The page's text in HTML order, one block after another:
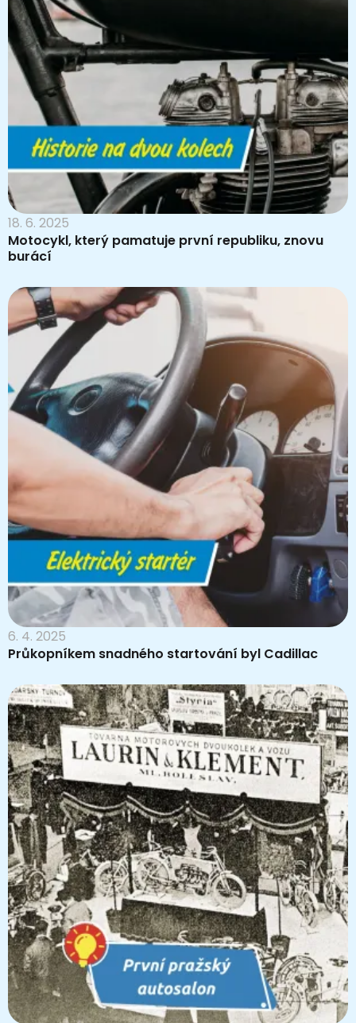
18. 6. 2025
Motocykl, který pamatuje první republiku, znovu
burácí
6. 4. 2025
Průkopníkem snadného startování byl Cadillac